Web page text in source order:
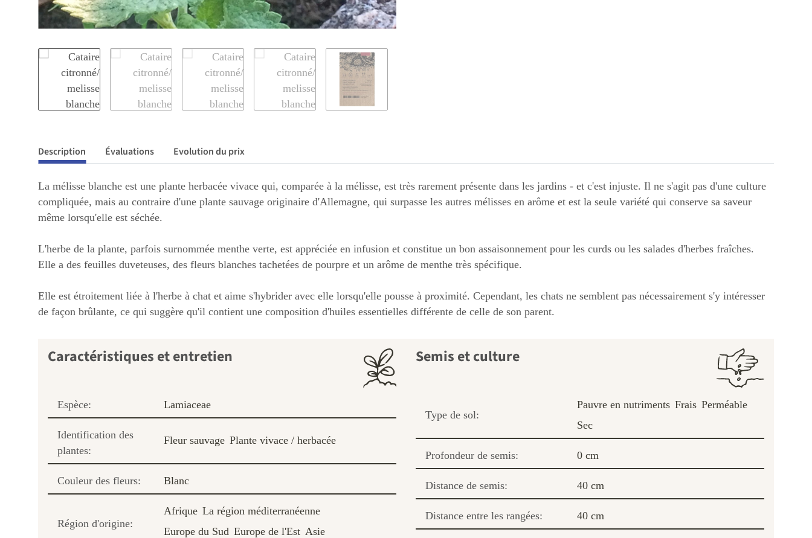
Description Évaluations Evolution du prix
La mélisse blanche est une plante herbacée vivace qui, comparée à la mélisse, est très rarement présente dans les jardins - et c'est injuste. Il ne s'agit pas d'une culture
compliquée, mais au contraire d'une plante sauvage originaire d'Allemagne, qui surpasse les autres mélisses en arôme et est la seule variété qui conserve sa saveur
même lorsqu'elle est séchée.
L'herbe de la plante, parfois surnommée menthe verte, est appréciée en infusion et constitue un bon assaisonnement pour les curds ou les salades d'herbes fraîches.
Elle a des feuilles duveteuses, des fleurs blanches tachetées de pourpre et un arôme de menthe très spécifique.
Elle est étroitement liée à l'herbe à chat et aime s'hybrider avec elle lorsqu'elle pousse à proximité. Cependant, les chats ne semblent pas nécessairement s'y intéresser
de façon brûlante, ce qui suggère qu'il contient une composition d'huiles essentielles différente de celle de son parent.
Caractéristiques et entretien
Espèce: Lamiaceae
Identification des
plantes:
Fleur sauvage Plante vivace / herbacée
Couleur des fleurs: Blanc
Région d'origine:
Afrique La région méditerranéenne
Europe du Sud Europe de l'Est Asie
Semis et culture
Type de sol:
Pauvre en nutriments Frais Perméable
Sec
Profondeur de semis: 0 cm
Distance de semis: 40 cm
Distance entre les rangées: 40 cm